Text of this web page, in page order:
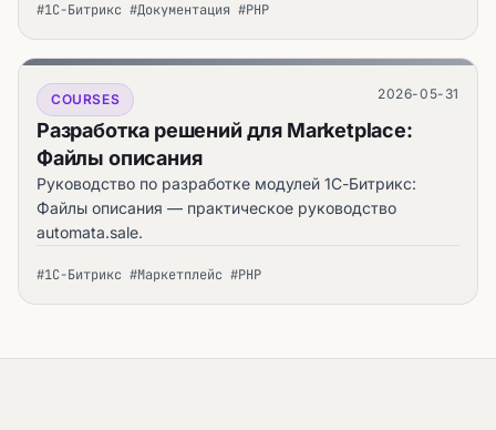
automata.sale.
#1С-Битрикс #Документация #PHP
COURSES 2026-05-31
Разработка решений для Marketplace:
Файлы описания
Руководство по разработке модулей 1С-Битрикс:
Файлы описания — практическое руководство
automata.sale.
#1С-Битрикс #Маркетплейс #PHP